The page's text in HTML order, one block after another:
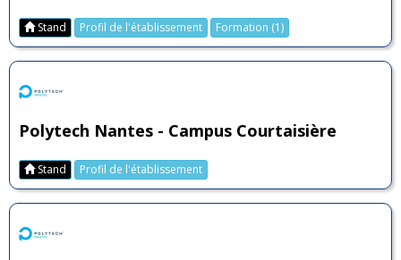
Stand Profil de l'établissement Formation (1)
Polytech Nantes - Campus Courtaisière
Stand Profil de l'établissement